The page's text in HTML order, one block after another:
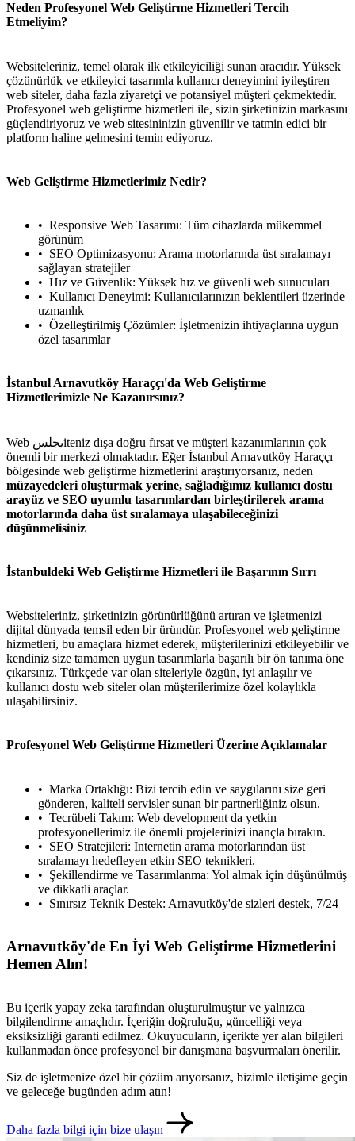
Neden Profesyonel Web Geliştirme Hizmetleri Tercih
Etmeliyim?
Websiteleriniz, temel olarak ilk etkileyiciliği sunan aracıdır. Yüksek
çözünürlük ve etkileyici tasarımla kullanıcı deneyimini iyileştiren
web siteler, daha fazla ziyaretçi ve potansiyel müşteri çekmektedir.
Profesyonel web geliştirme hizmetleri ile, sizin şirketinizin markasını
güçlendiriyoruz ve web sitesininizin güvenilir ve tatmin edici bir
platform haline gelmesini temin ediyoruz.
Web Geliştirme Hizmetlerimiz Nedir?
Responsive Web Tasarımı: Tüm cihazlarda mükemmel
görünüm
SEO Optimizasyonu: Arama motorlarında üst sıralamayı
sağlayan stratejiler
Hız ve Güvenlik: Yüksek hız ve güvenli web sunucuları
Kullanıcı Deneyimi: Kullanıcılarınızın beklentileri üzerinde
uzmanlık
Özelleştirilmiş Çözümler: İşletmenizin ihtiyaçlarına uygun
özel tasarımlar
İstanbul Arnavutköy Haraççı'da Web Geliştirme
Hizmetlerimizle Ne Kazanırsınız?
Web يجلسiteniz dışa doğru fırsat ve müşteri kazanımlarının çok
önemli bir merkezi olmaktadır. Eğer İstanbul Arnavutköy Haraççı
bölgesinde web geliştirme hizmetlerini araştırıyorsanız, neden
müzayedeleri oluşturmak yerine, sağladığımız kullanıcı dostu
arayüz ve SEO uyumlu tasarımlardan birleştirilerek arama
motorlarında daha üst sıralamaya ulaşabileceğinizi
düşünmelisiniz
İstanbuldeki Web Geliştirme Hizmetleri ile Başarının Sırrı
Websiteleriniz, şirketinizin görünürlüğünü artıran ve işletmenizi
dijital dünyada temsil eden bir üründür. Profesyonel web geliştirme
hizmetleri, bu amaçlara hizmet ederek, müşterilerinizi etkileyebilir ve
kendiniz size tamamen uygun tasarımlarla başarılı bir ön tanıma öne
çıkarsınız. Türkçede var olan siteleriyle özgün, iyi anlaşılır ve
kullanıcı dostu web siteler olan müşterilerimize özel kolaylıkla
ulaşabilirsiniz.
Profesyonel Web Geliştirme Hizmetleri Üzerine Açıklamalar
Marka Ortaklığı: Bizi tercih edin ve saygılarını size geri
gönderen, kaliteli servisler sunan bir partnerliğiniz olsun.
Tecrübeli Takım: Web development da yetkin
profesyonellerimiz ile önemli projelerinizi inançla bırakın.
SEO Stratejileri: Internetin arama motorlarından üst
sıralamayı hedefleyen etkin SEO teknikleri.
Şekillendirme ve Tasarımlanma: Yol almak için düşünülmüş
ve dikkatli araçlar.
Sınırsız Teknik Destek: Arnavutköy'de sizleri destek, 7/24
Arnavutköy'de En İyi Web Geliştirme Hizmetlerini
Hemen Alın!
Bu içerik yapay zeka tarafından oluşturulmuştur ve yalnızca
bilgilendirme amaçlıdır. İçeriğin doğruluğu, güncelliği veya
eksiksizliği garanti edilmez. Okuyucuların, içerikte yer alan bilgileri
kullanmadan önce profesyonel bir danışmana başvurmaları önerilir.
Siz de işletmenize özel bir çözüm arıyorsanız, bizimle iletişime geçin
ve geleceğe bugünden adım atın!
Daha fazla bilgi için bize ulaşın